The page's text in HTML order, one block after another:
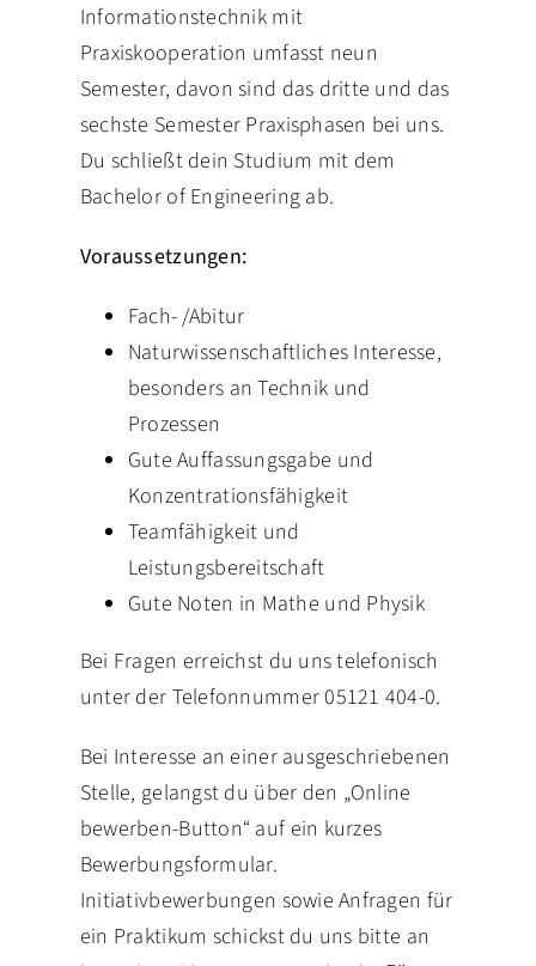
Informationstechnik mit
Praxiskooperation umfasst neun
Semester, davon sind das dritte und das
sechste Semester Praxisphasen bei uns.
Du schließt dein Studium mit dem
Bachelor of Engineering ab.
Voraussetzungen:
Fach- /Abitur
Naturwissenschaftliches Interesse,
besonders an Technik und
Prozessen
Gute Auffassungsgabe und
Konzentrationsfähigkeit
Teamfähigkeit und
Leistungsbereitschaft
Gute Noten in Mathe und Physik
Bei Fragen erreichst du uns telefonisch
unter der Telefonnummer 05121 404-0.
Bei Interesse an einer ausgeschriebenen
Stelle, gelangst du über den „Online
bewerben-Button“ auf ein kurzes
Bewerbungsformular.
Initiativbewerbungen sowie Anfragen für
ein Praktikum schickst du uns bitte an